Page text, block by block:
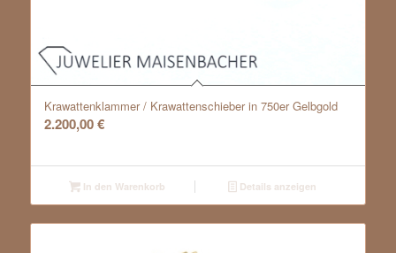
Krawattenklammer / Krawattenschieber in 750er Gelbgold
2.200,00€
In den Warenkorb Details anzeigen